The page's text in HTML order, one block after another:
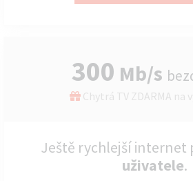
300 Mb/s
Chytrá TV ZDARMA na
Ještě rychlejší internet
uživatele.